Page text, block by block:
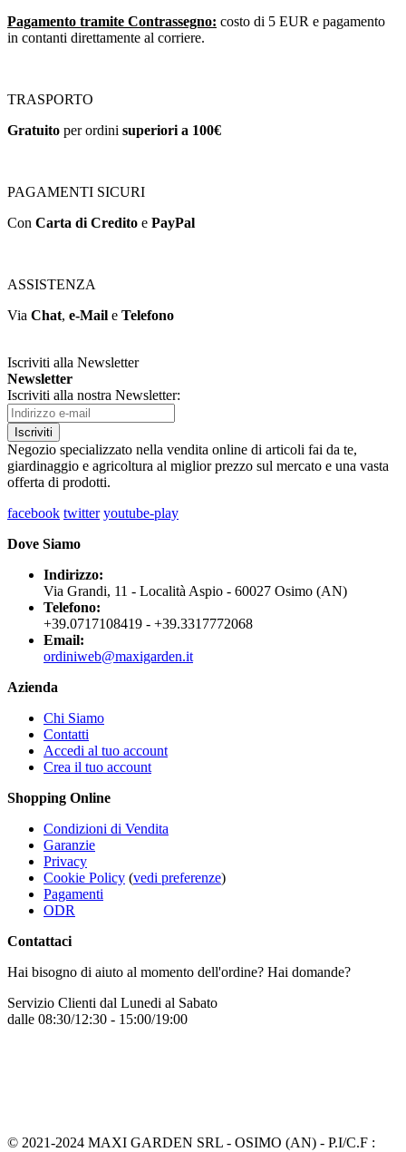
Pagamento tramite Contrassegno: costo di 5 EUR e pagamento
in contanti direttamente al corriere.
TRASPORTO
Gratuito per ordini superiori a 100€
PAGAMENTI SICURI
Con Carta di Credito e PayPal
ASSISTENZA
Via Chat, e-Mail e Telefono
Iscriviti alla Newsletter
Newsletter
Iscriviti alla nostra Newsletter:
Iscriviti
Negozio specializzato nella vendita online di articoli fai da te,
giardinaggio e agricoltura al miglior prezzo sul mercato e una vasta
offerta di prodotti.
facebook twitter youtube-play
Dove Siamo
Indirizzo:
Via Grandi, 11 - Località Aspio - 60027 Osimo (AN)
Telefono:
+39.0717108419 - +39.3317772068
Email:
ordiniweb@maxigarden.it
Azienda
Chi Siamo
Contatti
Accedi al tuo account
Crea il tuo account
Shopping Online
Condizioni di Vendita
Garanzie
Privacy
Cookie Policy (vedi preferenze)
Pagamenti
ODR
Contattaci
Hai bisogno di aiuto al momento dell'ordine? Hai domande?
Servizio Clienti dal Lunedi al Sabato
dalle 08:30/12:30 - 15:00/19:00
© 2021-2024 MAXI GARDEN SRL - OSIMO (AN) - P.I/C.F :